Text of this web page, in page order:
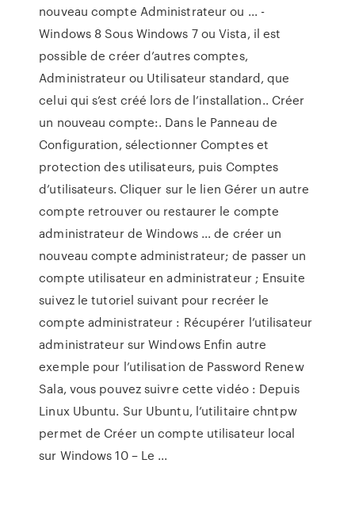
nouveau compte Administrateur ou ... -
Windows 8 Sous Windows 7 ou Vista, il est
possible de créer d’autres comptes,
Administrateur ou Utilisateur standard, que
celui qui s’est créé lors de l’installation.. Créer
un nouveau compte:. Dans le Panneau de
Configuration, sélectionner Comptes et
protection des utilisateurs, puis Comptes
d’utilisateurs. Cliquer sur le lien Gérer un autre
compte retrouver ou restaurer le compte
administrateur de Windows ... de créer un
nouveau compte administrateur; de passer un
compte utilisateur en administrateur ; Ensuite
suivez le tutoriel suivant pour recréer le
compte administrateur : Récupérer l’utilisateur
administrateur sur Windows Enfin autre
exemple pour l’utilisation de Password Renew
Sala, vous pouvez suivre cette vidéo : Depuis
Linux Ubuntu. Sur Ubuntu, l’utilitaire chntpw
permet de Créer un compte utilisateur local
sur Windows 10 – Le ...